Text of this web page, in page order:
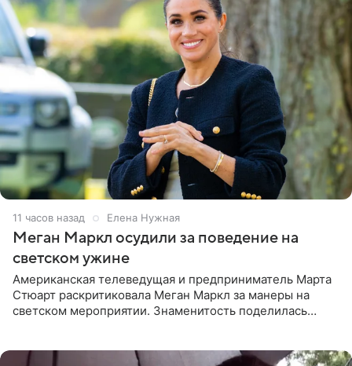
11 часов назад Елена Нужная
Меган Маркл осудили за поведение на
светском ужине
Американская телеведущая и предприниматель Марта
Стюарт раскритиковала Меган Маркл за манеры на
светском мероприятии. Знаменитость поделилась